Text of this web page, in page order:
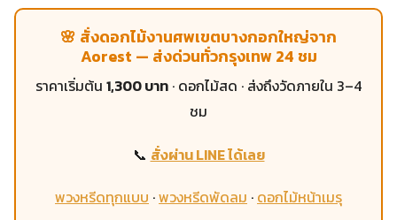
🌸 สั่งดอกไม้งานศพเขตบางกอกใหญ่จาก
Aorest — ส่งด่วนทั่วกรุงเทพ 24 ชม
ราคาเริ่มต้น 1,300 บาท · ดอกไม้สด · ส่งถึงวัดภายใน 3–4
ชม
📞 สั่งผ่าน LINE ได้เลย
พวงหรีดทุกแบบ ·พวงหรีดพัดลม · ดอกไม้หน้าเมรุ